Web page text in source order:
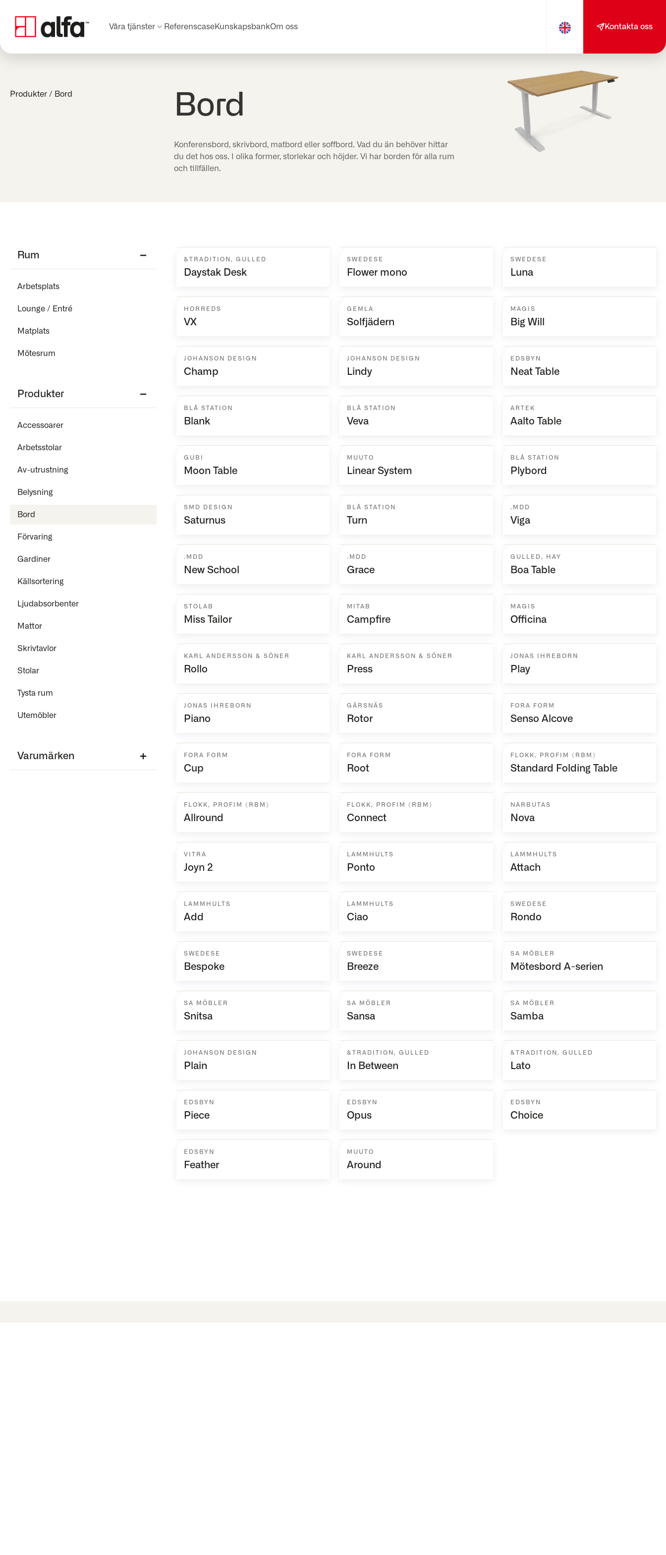
Våra tjänster ReferenscaseKunskapsbankOm oss Kontakta oss
Produkter / Bord Bord
Konferensbord, skrivbord, matbord eller soffbord. Vad du än behöver hittar
du det hos oss. I olika former, storlekar och höjder. Vi har borden för alla rum
och tillfällen.
Rum
Arbetsplats
Lounge / Entré
Matplats
Mötesrum
Produkter
Accessoarer
Arbetsstolar
Av-utrustning
Belysning
Bord
Förvaring
Gardiner
Källsortering
Ljudabsorbenter
Mattor
Skrivtavlor
Stolar
Tysta rum
Utemöbler
Varumärken
&TRADITION , GULLED
Daystak Desk
SWEDESE
Flower mono
SWEDESE
Luna
HORREDS
VX
GEMLA
Solfjädern
MAGIS
Big Will
JOHANSON DESIGN
Champ
JOHANSON DESIGN
Lindy
EDSBYN
Neat Table
BLÅ STATION
Blank
BLÅ STATION
Veva
ARTEK
Aalto Table
GUBI
Moon Table
MUUTO
Linear System
BLÅ STATION
Plybord
SMD DESIGN
Saturnus
BLÅ STATION
Turn
.MDD
Viga
.MDD
New School
.MDD
Grace
GULLED, HAY
Boa Table
STOLAB
Miss Tailor
MITAB
Campfire
MAGIS
Officina
KARL ANDERSSON & SÖNER
Rollo
KARL ANDERSSON & SÖNER
Press
JONAS IHREBORN
Play
JONAS IHREBORN
Piano
GÄRSNÄS
Rotor
FORA FORM
Senso Alcove
FORA FORM
Cup
FORA FORM
Root
FLOKK, PROFIM (RBM)
Standard Folding Table
FLOKK, PROFIM (RBM)
Allround
FLOKK, PROFIM (RBM)
Connect
NARBUTAS
Nova
VITRA
Joyn 2
LAMMHULTS
Ponto
LAMMHULTS
Attach
LAMMHULTS
Add
LAMMHULTS
Ciao
SWEDESE
Rondo
SWEDESE
Bespoke
SWEDESE
Breeze
SA MÖBLER
Mötesbord A-serien
SA MÖBLER
Snitsa
SA MÖBLER
Sansa
SA MÖBLER
Samba
JOHANSON DESIGN
Plain
&TRADITION,GULLED
In Between
&TRADITION , GULLED
Lato
EDSBYN
Piece
EDSBYN
Opus
EDSBYN
Choice
EDSBYN
Feather
MUUTO
Around